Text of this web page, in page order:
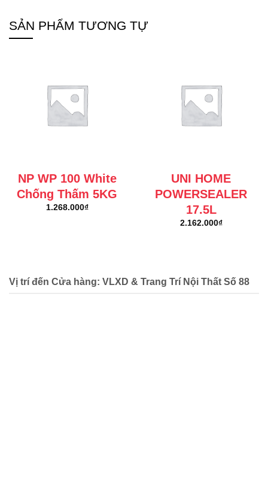
SẢN PHẨM TƯƠNG TỰ
NP WP 100 White
Chống Thấm 5KG
1.268.000₫
UNI HOME
POWERSEALER
17.5L
2.162.000₫
Vị trí đến Cửa hàng: VLXD & Trang Trí Nội Thất Số 88